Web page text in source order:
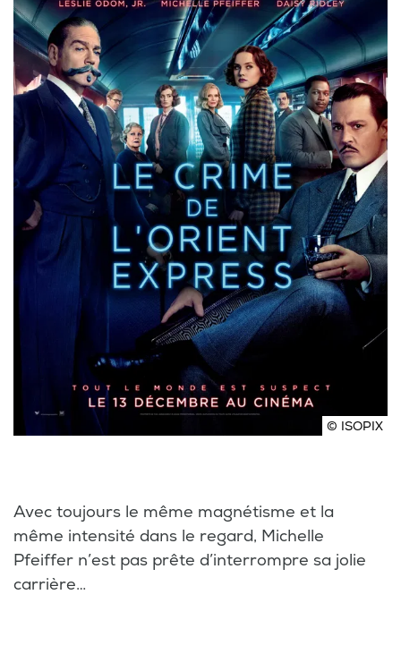
© ISOPIX
Avec toujours le même magnétisme et la
même intensité dans le regard, Michelle
Pfeiffer n’est pas prête d’interrompre sa jolie
carrière…